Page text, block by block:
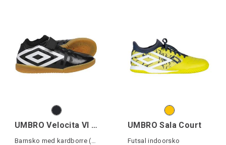
UMBRO Velocita VI 1.0 IC VE J UMBRO Sala Court
Futsal indoorsko